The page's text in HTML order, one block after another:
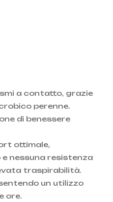
a contatto, grazie
perenne.
di benessere
ottimale,
nessuna resistenza
traspirabilità.
un utilizzo
ore.